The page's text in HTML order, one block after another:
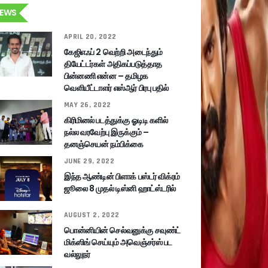
APRIL 20, 2022
கேஜிஎஃப் 2 வெற்றி அடைந்தும்
தியேட்டர்கள் அதிகப்படுத்தாத
பின்னணி என்ன – தமிழக
வெளியீட்டாளர் எஸ்ஆர் பிரபு பதில்
MAY 26, 2022
கிரிமினல் படத்துக்கு ஓடிடி களில்
நல்ல வரவேற்பு இருக்கும் –
தனஞ்செயன் நம்பிக்கை
JUNE 29, 2022
இந்த ஆண்டின் பிளாக் பஸ்டர் விக்ரம்
ஜூலை 8 முதல் டிஸ்னி ஹாட்ஸ்டரில்
AUGUST 2, 2022
பொன்னியின் செல்வனுக்கு சவுண்ட்
மிக்ஸிங் செய்யும் அவெஞ்சர்ஸ் பட
வல்லுநர்